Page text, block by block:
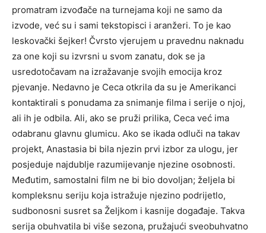
promatram izvođače na turnejama koji ne samo da
izvode, već su i sami tekstopisci i aranžeri. To je kao
leskovački šejker! Čvrsto vjerujem u pravednu naknadu
za one koji su izvrsni u svom zanatu, dok se ja
usredotočavam na izražavanje svojih emocija kroz
pjevanje. Nedavno je Ceca otkrila da su je Amerikanci
kontaktirali s ponudama za snimanje filma i serije o njoj,
ali ih je odbila. Ali, ako se pruži prilika, Ceca već ima
odabranu glavnu glumicu. Ako se ikada odluči na takav
projekt, Anastasia bi bila njezin prvi izbor za ulogu, jer
posjeduje najdublje razumijevanje njezine osobnosti.
Međutim, samostalni film ne bi bio dovoljan; željela bi
kompleksnu seriju koja istražuje njezino podrijetlo,
sudbonosni susret sa Željkom i kasnije događaje. Takva
serija obuhvatila bi više sezona, pružajući sveobuhvatno